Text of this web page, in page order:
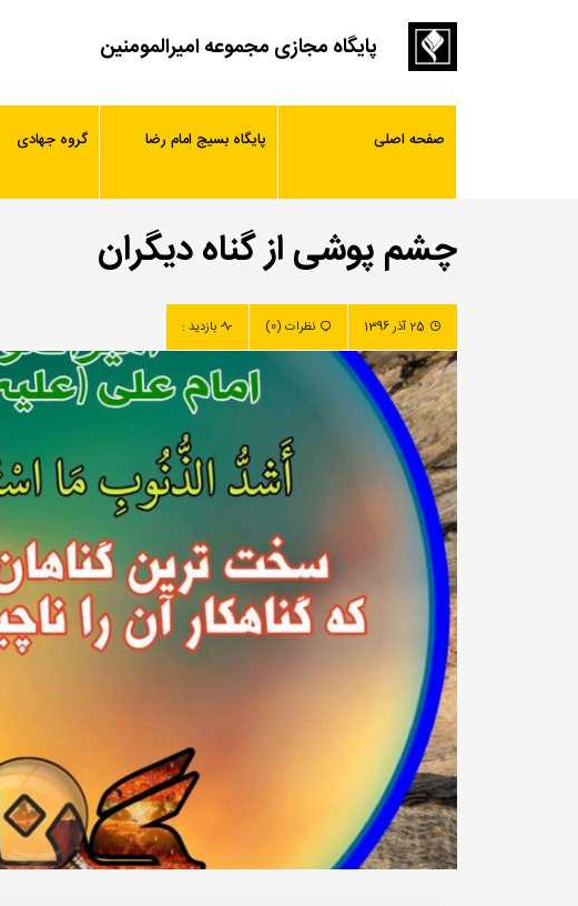
پایگاه مجازی مجموعه امیرالمومنین
صفحه اصلی پایگاه بسیج امام رضا گروه جهادی
چشم پوشی از گناه دیگران
25 آذر 1396 نظرات (0) بازدید :